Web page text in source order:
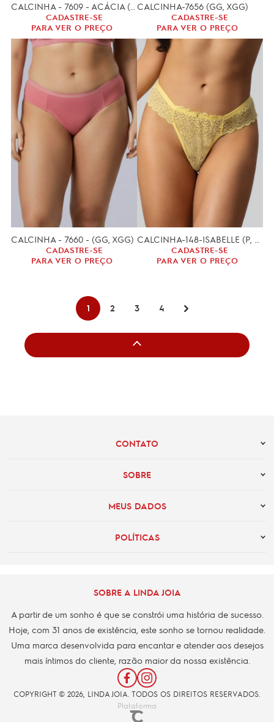
CADASTRE-SE
PARA VER O PREÇO
CALCINHA-7656 (GG, XGG)
CADASTRE-SE
PARA VER O PREÇO
CALCINHA - 7660 - (GG, XGG)
CADASTRE-SE
PARA VER O PREÇO
CADASTRE-SE
PARA VER O PREÇO
1 2 3 4
CONTATO
SOBRE
MEUS DADOS
POLÍTICAS
SOBRE A LINDA JOIA
A partir de um sonho é que se constrói uma história de sucesso.
Hoje, com 31 anos de existência, este sonho se tornou realidade.
Uma marca desenvolvida para encantar e atender aos desejos
mais íntimos do cliente, razão maior da nossa existência.
COPYRIGHT © 2026, LINDA JOIA. TODOS OS DIREITOS RESERVADOS.
Plataforma